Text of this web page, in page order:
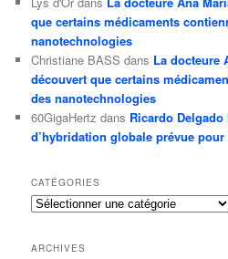
que certains médicaments
nanotechnologies
Christiane BASS dans La docteure
découvert que certains
des nanotechnologies
60GigaHertz dans Ricardo Delgado
d’hybridation globale prévue pour
CATÉGORIES
Catégories
ARCHIVES